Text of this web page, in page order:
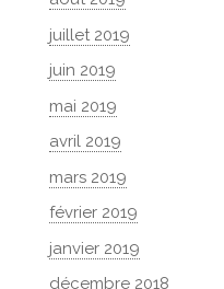
juillet 2019
juin 2019
mai 2019
avril 2019
mars 2019
février 2019
janvier 2019
décembre 2018